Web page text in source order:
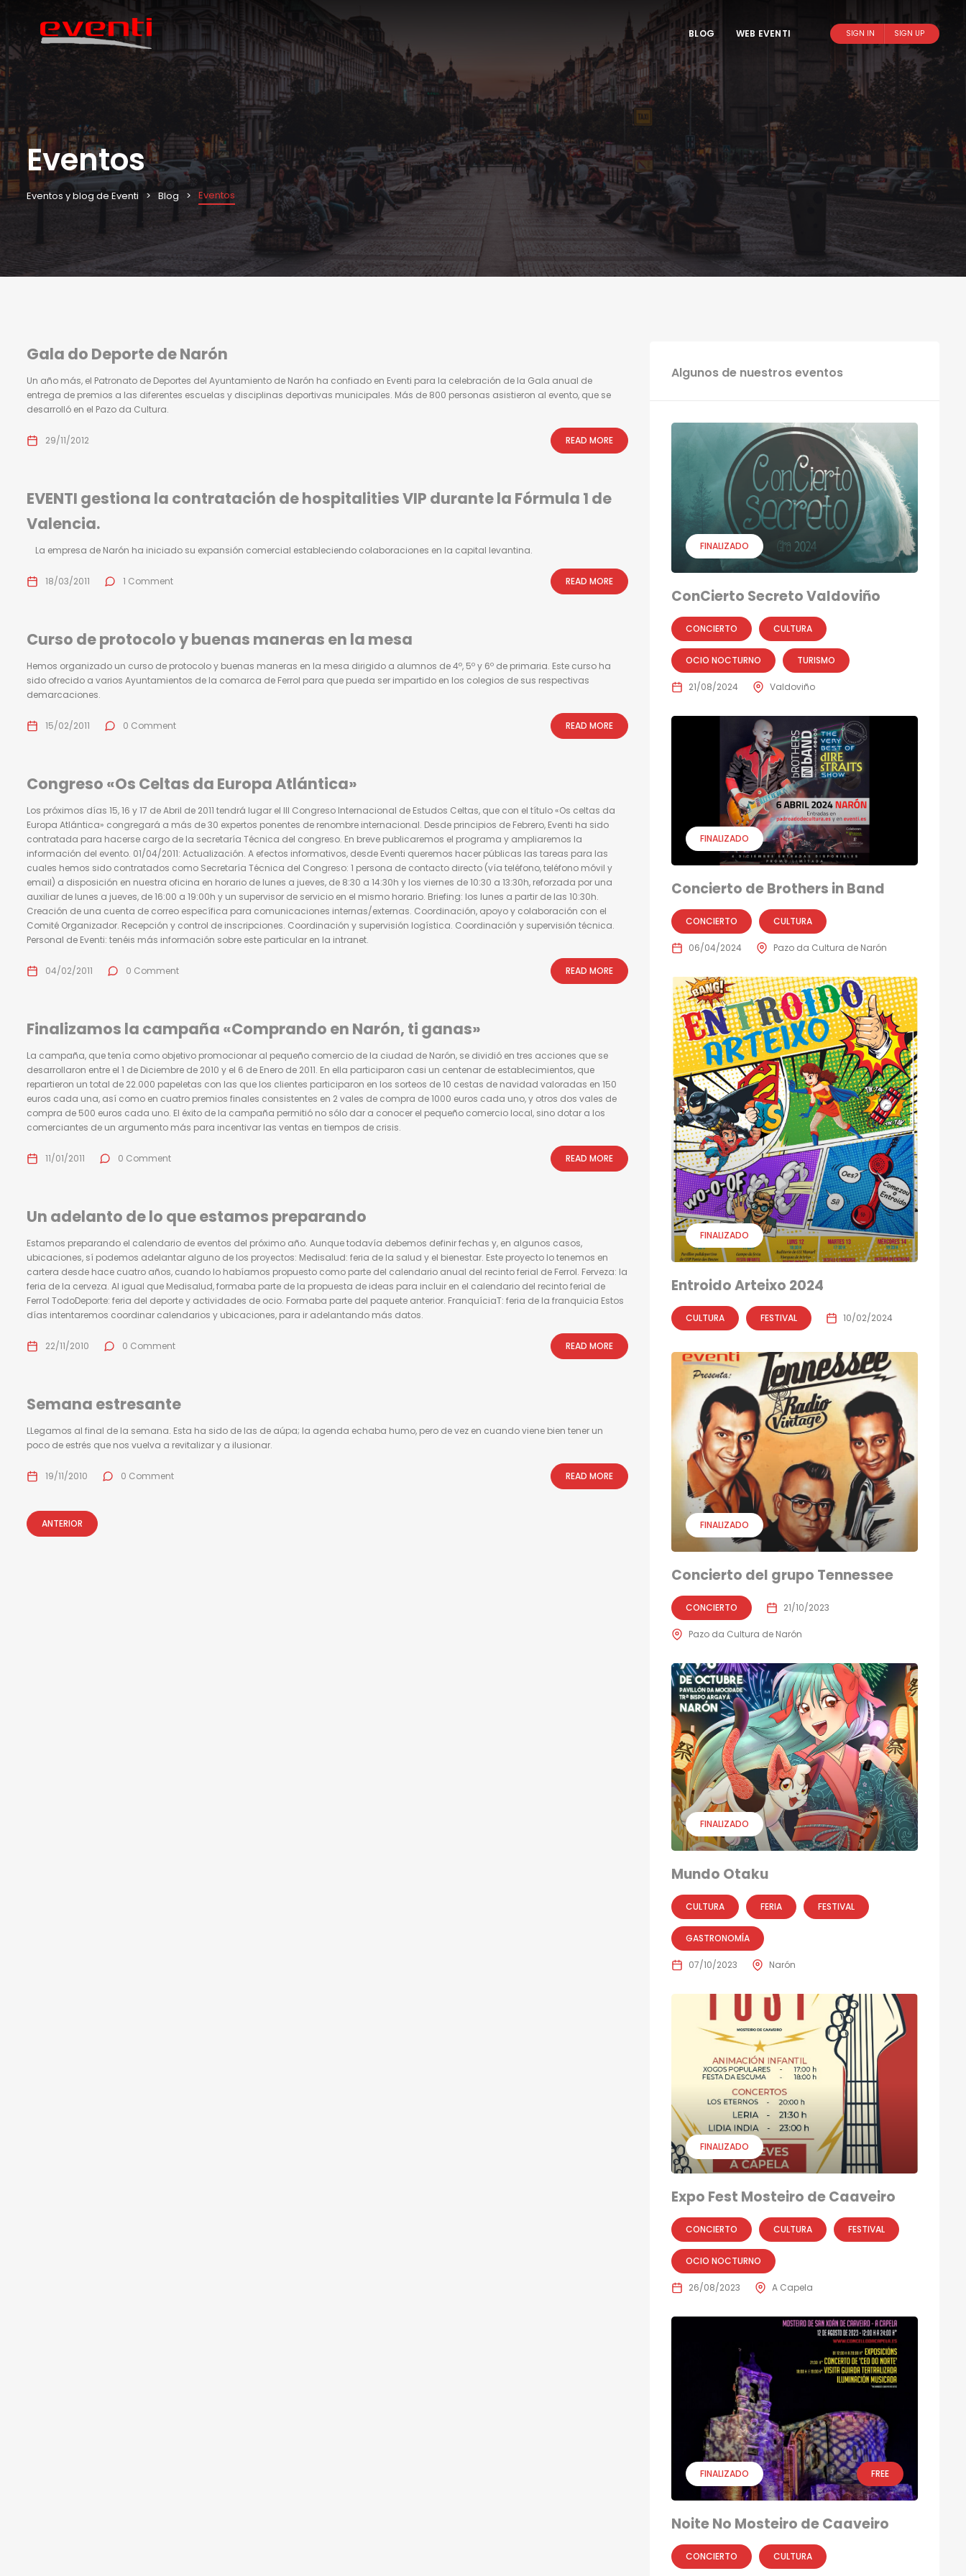
BLOG WEB EVENTI SIGN IN SIGN UP
Eventos
Eventos y blog de Eventi Blog Eventos
Gala do Deporte de Narón
Un año más, el Patronato de Deportes del Ayuntamiento de Narón ha confiado en Eventi para la celebración de la Gala anual de
entrega de premios a las diferentes escuelas y disciplinas deportivas municipales. Más de 800 personas asistieron al evento, que se
desarrolló en el Pazo da Cultura.
29/11/2012 READ MORE
EVENTI gestiona la contratación de hospitalities VIP durante la Fórmula 1 de
Valencia.
La empresa de Narón ha iniciado su expansión comercial estableciendo colaboraciones en la capital levantina.
18/03/2011 1 Comment READ MORE
Curso de protocolo y buenas maneras en la mesa
Hemos organizado un curso de protocolo y buenas maneras en la mesa dirigido a alumnos de 4º, 5º y 6º de primaria. Este curso ha
sido ofrecido a varios Ayuntamientos de la comarca de Ferrol para que pueda ser impartido en los colegios de sus respectivas
demarcaciones.
15/02/2011 0 Comment READ MORE
Congreso «Os Celtas da Europa Atlántica»
Los próximos días 15, 16 y 17 de Abril de 2011 tendrá lugar el III Congreso Internacional de Estudos Celtas, que con el título «Os celtas da
Europa Atlántica» congregará a más de 30 expertos ponentes de renombre internacional. Desde principios de Febrero, Eventi ha sido
contratada para hacerse cargo de la secretaría Técnica del congreso. En breve publicaremos el programa y ampliaremos la
información del evento. 01/04/2011: Actualización. A efectos informativos, desde Eventi queremos hacer públicas las tareas para las
cuales hemos sido contratados como Secretaría Técnica del Congreso: 1 persona de contacto directo (vía teléfono, teléfono móvil y
email) a disposición en nuestra oficina en horario de lunes a jueves, de 8:30 a 14:30h y los viernes de 10:30 a 13:30h, reforzada por una
auxiliar de lunes a jueves, de 16:00 a 19:00h y un supervisor de servicio en el mismo horario. Briefing: los lunes a partir de las 10:30h.
Creación de una cuenta de correo específica para comunicaciones internas/externas. Coordinación, apoyo y colaboración con el
Comité Organizador. Recepción y control de inscripciones. Coordinación y supervisión logística. Coordinación y supervisión técnica.
Personal de Eventi: tenéis más información sobre este particular en la intranet.
04/02/2011 0 Comment READ MORE
Finalizamos la campaña «Comprando en Narón, ti ganas»
La campaña, que tenía como objetivo promocionar al pequeño comercio de la ciudad de Narón, se dividió en tres acciones que se
desarrollaron entre el 1 de Diciembre de 2010 y el 6 de Enero de 2011. En ella participaron casi un centenar de establecimientos, que
repartieron un total de 22.000 papeletas con las que los clientes participaron en los sorteos de 10 cestas de navidad valoradas en 150
euros cada una, así como en cuatro premios finales consistentes en 2 vales de compra de 1000 euros cada uno, y otros dos vales de
compra de 500 euros cada uno. El éxito de la campaña permitió no sólo dar a conocer el pequeño comercio local, sino dotar a los
comerciantes de un argumento más para incentivar las ventas en tiempos de crisis.
11/01/2011 0 Comment READ MORE
Un adelanto de lo que estamos preparando
Estamos preparando el calendario de eventos del próximo año. Aunque todavía debemos definir fechas y, en algunos casos,
ubicaciones, sí podemos adelantar alguno de los proyectos: Medisalud: feria de la salud y el bienestar. Este proyecto lo tenemos en
cartera desde hace cuatro años, cuando lo habíamos propuesto como parte del calendario anual del recinto ferial de Ferrol. Ferveza: la
feria de la cerveza. Al igual que Medisalud, formaba parte de la propuesta de ideas para incluir en el calendario del recinto ferial de
Ferrol TodoDeporte: feria del deporte y actividades de ocio. Formaba parte del paquete anterior. FranquíciaT: feria de la franquicia Estos
días intentaremos coordinar calendarios y ubicaciones, para ir adelantando más datos.
22/11/2010 0 Comment READ MORE
Semana estresante
LLegamos al final de la semana. Esta ha sido de las de aúpa; la agenda echaba humo, pero de vez en cuando viene bien tener un
poco de estrés que nos vuelva a revitalizar y a ilusionar.
19/11/2010 0 Comment READ MORE
ANTERIOR
Algunos de nuestros eventos
FINALIZADO
ConCierto Secreto Valdoviño
CONCIERTO CULTURA
OCIO NOCTURNO TURISMO
21/08/2024 Valdoviño
FINALIZADO
Concierto de Brothers in Band
CONCIERTO CULTURA
06/04/2024 Pazo da Cultura de Narón
FINALIZADO
Entroido Arteixo 2024
CULTURA FESTIVAL 10/02/2024
FINALIZADO
Concierto del grupo Tennessee
CONCIERTO 21/10/2023
Pazo da Cultura de Narón
FINALIZADO
Mundo Otaku
CULTURA FERIA FESTIVAL
GASTRONOMÍA
07/10/2023 Narón
FINALIZADO
Expo Fest Mosteiro de Caaveiro
CONCIERTO CULTURA FESTIVAL
OCIO NOCTURNO
26/08/2023 A Capela
FINALIZADO FREE
Noite No Mosteiro de Caaveiro
CONCIERTO CULTURA